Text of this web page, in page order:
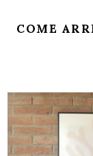
COME